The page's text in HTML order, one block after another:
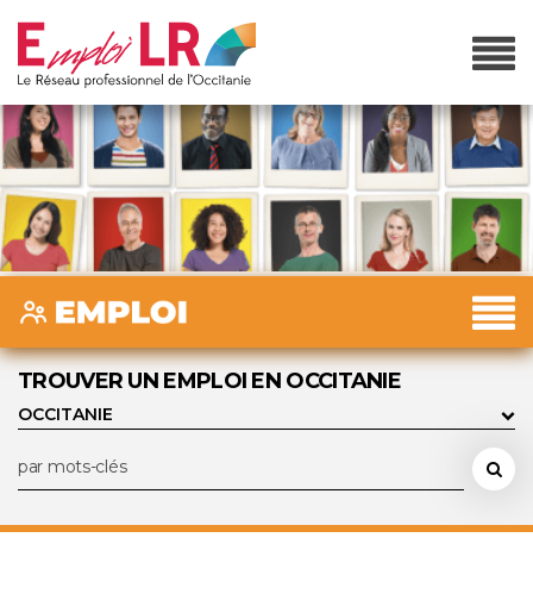
TROUVER UN EMPLOI EN OCCITANIE